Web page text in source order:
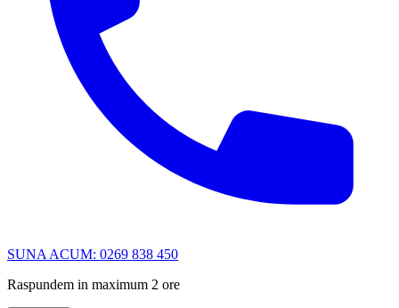
SUNA ACUM: 0269 838 450
Raspundem in maximum 2 ore